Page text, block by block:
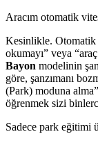
Aracım otomatik
Kesinlikle. Otomatik
okumayı” veya
Bayon modelinin
göre, şanzımanı
(Park) moduna
öğrenmek sizi
Sadece park eğitimi